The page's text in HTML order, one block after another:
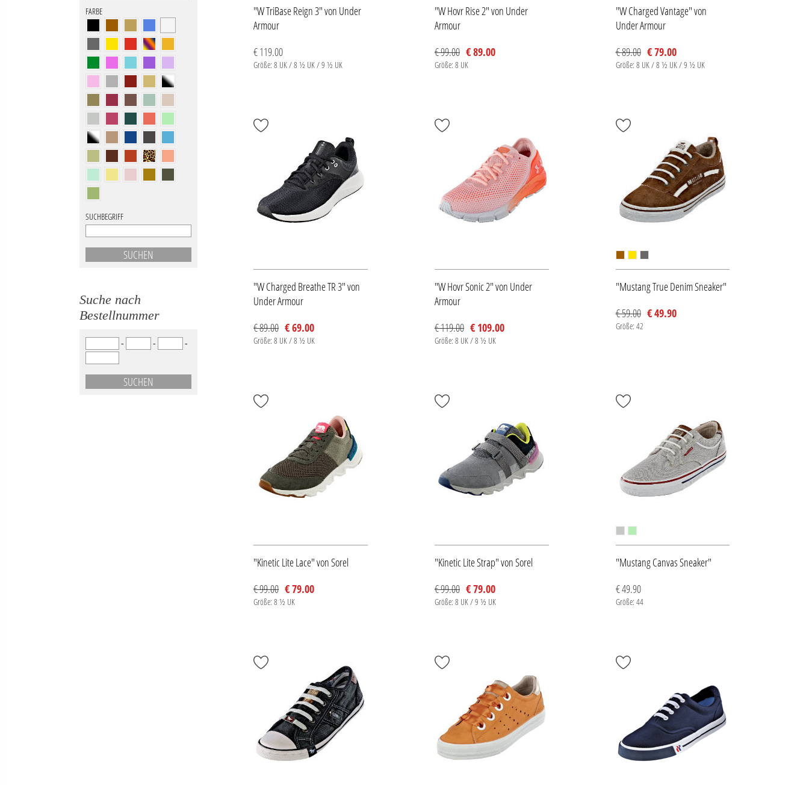
FARBE
SUCHBEGRIFF
Suche nach
Bestellnummer
- - -
"W TriBase Reign 3" von Under
Armour
€ 119.00
Größe: 8 UK / 8 ½ UK / 9 ½ UK
"W Hovr Rise 2" von Under
Armour
€ 99.00 € 89.00
Größe: 8 UK
"W Charged Vantage" von
Under Armour
€ 89.00 € 79.00
Größe: 8 UK / 8 ½ UK / 9 ½ UK
"W Charged Breathe TR 3" von
Under Armour
€ 89.00 € 69.00
Größe: 8 UK / 8 ½ UK
"W Hovr Sonic 2" von Under
Armour
€ 119.00 € 109.00
Größe: 8 UK / 8 ½ UK
"Mustang True Denim Sneaker"
€ 59.00 € 49.90
Größe: 42
"Kinetic Lite Lace" von Sorel
€ 99.00 € 79.00
Größe: 8 ½ UK
"Kinetic Lite Strap" von Sorel
€ 99.00 € 79.00
Größe: 8 UK / 9 ½ UK
"Mustang Canvas Sneaker"
€ 49.90
Größe: 44